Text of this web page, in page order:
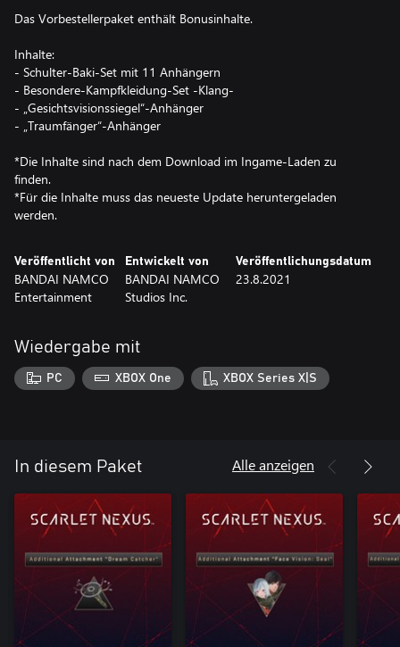
Das Vorbestellerpaket enthält Bonusinhalte.
Inhalte:
- Schulter-Baki-Set mit 11 Anhängern
- Besondere-Kampfkleidung-Set -Klang-
- „Gesichtsvisionssiegel“-Anhänger
- „Traumfänger“-Anhänger
*Die Inhalte sind nach dem Download im Ingame-Laden zu
finden.
*Für die Inhalte muss das neueste Update heruntergeladen
werden.
Veröffentlicht von
BANDAI NAMCO
Entertainment
Entwickelt von
BANDAI NAMCO
Studios Inc.
Veröffentlichungsdatum
23.8.2021
Wiedergabe mit
PC XBOX One XBOX Series X|S
In diesem Paket Alle anzeigen